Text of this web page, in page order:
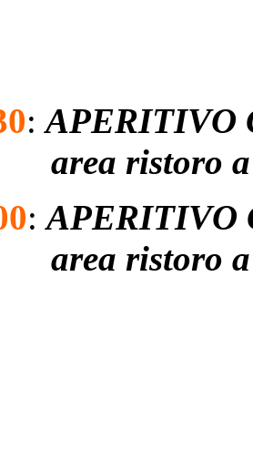
:APERITIVO
area ristoro
:APERITIVO
area ristoro